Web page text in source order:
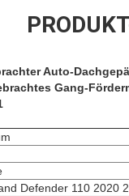
Auto-
Gang-
Defender 110 2020